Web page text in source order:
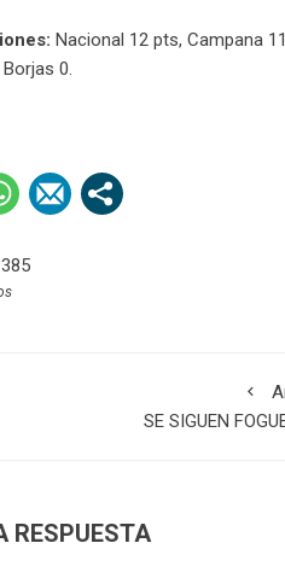
Nacional 12 pts, Campana
0.
385
SE SIGUEN
RESPUESTA